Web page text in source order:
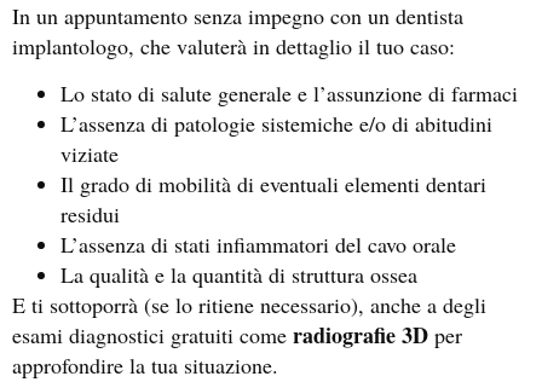
In un appuntamento senza impegno con un dentista
implantologo, che valuterà in dettaglio il tuo caso:
Lo stato di salute generale e l’assunzione di farmaci
L’assenza di patologie sistemiche e/o di abitudini
viziate
Il grado di mobilità di eventuali elementi dentari
residui
L’assenza di stati infiammatori del cavo orale
La qualità e la quantità di struttura ossea
E ti sottoporrà (se lo ritiene necessario), anche a degli
esami diagnostici gratuiti come radiografie 3D per
approfondire la tua situazione.